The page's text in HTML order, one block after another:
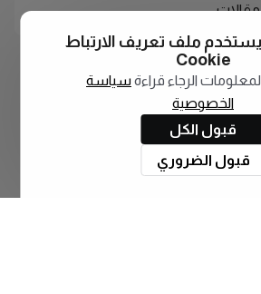
مقالات
ملف تعريف الارتباط
Cookie
الرجاء قراءة سياسة
الخصوصية
قبول الكل
قبول الضروري